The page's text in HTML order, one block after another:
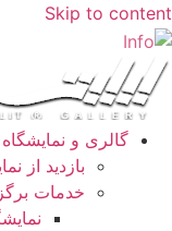
Skip to content
گالری و نمایشگاه
بازدید از
خدمات